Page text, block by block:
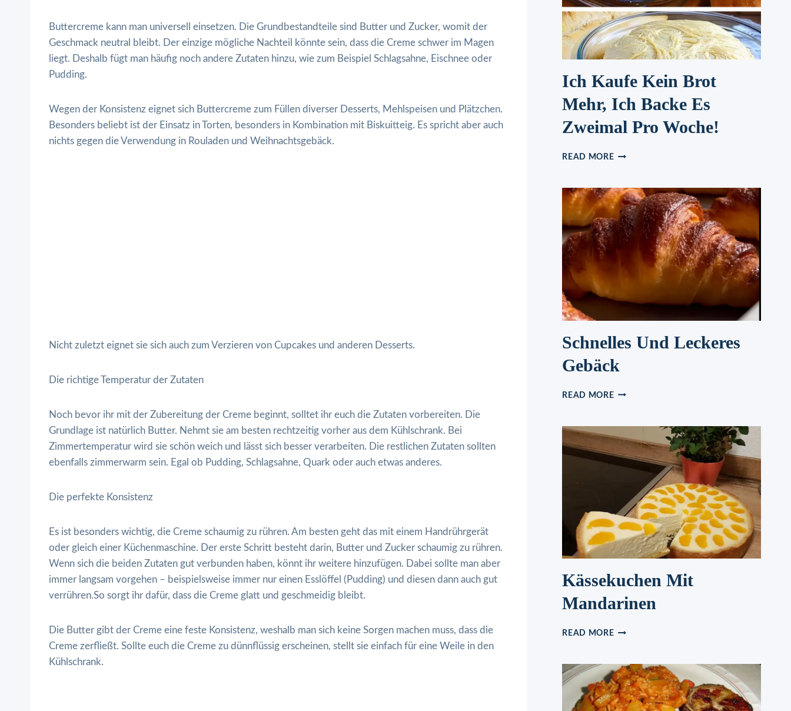
Buttercreme kann man universell einsetzen. Die Grundbestandteile sind Butter und Zucker, womit der
Geschmack neutral bleibt. Der einzige mögliche Nachteil könnte sein, dass die Creme schwer im Magen
liegt. Deshalb fügt man häufig noch andere Zutaten hinzu, wie zum Beispiel Schlagsahne, Eischnee oder
Pudding.
Wegen der Konsistenz eignet sich Buttercreme zum Füllen diverser Desserts, Mehlspeisen und Plätzchen.
Besonders beliebt ist der Einsatz in Torten, besonders in Kombination mit Biskuitteig. Es spricht aber auch
nichts gegen die Verwendung in Rouladen und Weihnachtsgebäck.
Nicht zuletzt eignet sie sich auch zum Verzieren von Cupcakes und anderen Desserts.
Die richtige Temperatur der Zutaten
Noch bevor ihr mit der Zubereitung der Creme beginnt, solltet ihr euch die Zutaten vorbereiten. Die
Grundlage ist natürlich Butter. Nehmt sie am besten rechtzeitig vorher aus dem Kühlschrank. Bei
Zimmertemperatur wird sie schön weich und lässt sich besser verarbeiten. Die restlichen Zutaten sollten
ebenfalls zimmerwarm sein. Egal ob Pudding, Schlagsahne, Quark oder auch etwas anderes.
Die perfekte Konsistenz
Es ist besonders wichtig, die Creme schaumig zu rühren. Am besten geht das mit einem Handrührgerät
oder gleich einer Küchenmaschine. Der erste Schritt besteht darin, Butter und Zucker schaumig zu rühren.
Wenn sich die beiden Zutaten gut verbunden haben, könnt ihr weitere hinzufügen. Dabei sollte man aber
immer langsam vorgehen – beispielsweise immer nur einen Esslöffel (Pudding) und diesen dann auch gut
verrühren.So sorgt ihr dafür, dass die Creme glatt und geschmeidig bleibt.
Die Butter gibt der Creme eine feste Konsistenz, weshalb man sich keine Sorgen machen muss, dass die
Creme zerfließt. Sollte euch die Creme zu dünnflüssig erscheinen, stellt sie einfach für eine Weile in den
Kühlschrank.
Ich Kaufe Kein Brot
Mehr, Ich Backe Es
Zweimal Pro Woche!
READ MOREICH
BROT
MEHR,
ICH
BACKE
ZWEIMAL
Schnelles Und Leckeres
Gebäck
READ MORESCHNELLES
GEBÄCK
Kässekuchen Mit
Mandarinen
READ MOREKÄSSEKUCHEN